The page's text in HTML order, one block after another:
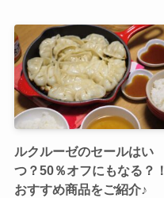
ルクルーゼのセールはい
つ？50％オフにもなる？！
おすすめ商品をご紹介♪